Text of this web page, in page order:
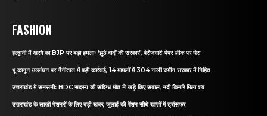
FASHION
हल्द्वानी में खरगे का BJP पर बड़ा हमलाः ‘झूठे वादों की सरकार’, बेरोजगारी-पेपर लीक पर घेरा
भू कानून उल्लंघन पर नैनीताल में बड़ी कार्रवाई, 14 मामलों में 304 नाली जमीन सरकार में निहित
उत्तराखंड में सनसनीः BDC सदस्य की संदिग्ध मौत ने खड़े किए सवाल, नदी किनारे मिला शव
उत्तराखंड के लाखों पेंशनरों के लिए बड़ी खबर, जुलाई की पेंशन सीधे खातों में ट्रांसफर